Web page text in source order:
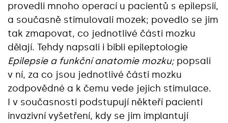
provedli mnoho operací u pacientů s epilepsií,
a současně stimulovali mozek; povedlo se jim
tak zmapovat, co jednotlivé části mozku
dělají. Tehdy napsali i bibli epileptologie
Epilepsie a funkční anatomie mozku;popsali
v ní, za co jsou jednotlivé části mozku
zodpovědné a k čemu vede jejich stimulace.
I v současnosti podstupují někteří pacienti
invazivní vyšetření, kdy se jim implantují